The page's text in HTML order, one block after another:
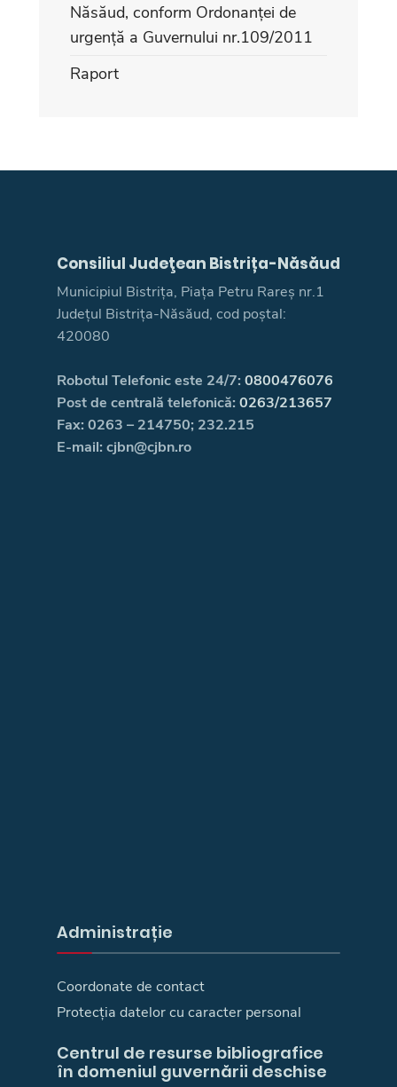
Năsăud, conform Ordonanței de
urgență a Guvernului nr.109/2011
Raport
Consiliul Judeţean Bistrița-Năsăud
Municipiul Bistrița, Piața Petru Rareș nr.1
Județul Bistrița-Năsăud, cod poștal:
420080
Robotul Telefonic este 24/7: 0800476076
Post de centrală telefonică: 0263/213657
Fax: 0263 – 214750; 232.215
E-mail: cjbn@cjbn.ro
Administrație
Coordonate de contact
Protecția datelor cu caracter personal
Centrul de resurse bibliografice
în domeniul guvernării deschise